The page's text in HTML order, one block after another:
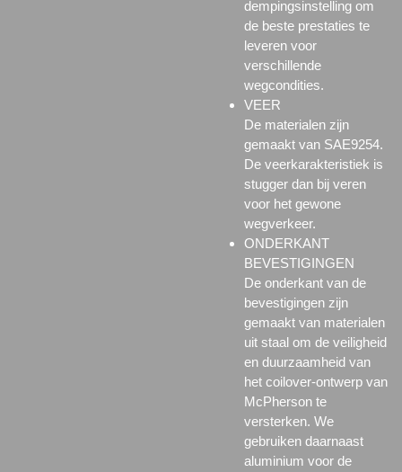
dempingsinstelling om
de beste prestaties te
leveren voor
verschillende
wegcondities.
VEER
De materialen zijn
gemaakt van SAE9254.
De veerkarakteristiek is
stugger dan bij veren
voor het gewone
wegverkeer.
ONDERKANT
BEVESTIGINGEN
De onderkant van de
bevestigingen zijn
gemaakt van materialen
uit staal om de veiligheid
en duurzaamheid van
het coilover-ontwerp van
McPherson te
versterken. We
gebruiken daarnaast
aluminium voor de